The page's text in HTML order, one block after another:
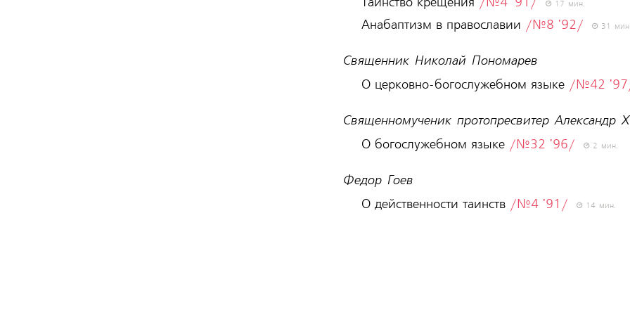
17 мин.
Анабаптизм в православии /№8 '92/ 31 мин.
Священник Николай Пономарев
О церковно-богослужебном языке /№42
Священномученик протопресвитер Александр
О богослужебном языке /№32 '96/ 2 мин.
Федор Гоев
О действенности таинств /№4 '91/ 14 мин.